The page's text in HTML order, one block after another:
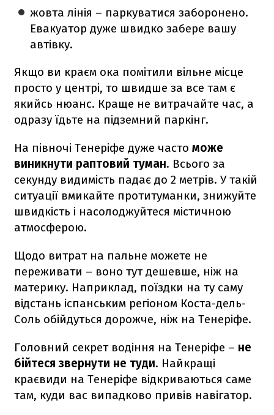
жовта лінія – паркуватися заборонено.
Евакуатор дуже швидко забере вашу
автівку.
Якщо ви краєм ока помітили вільне місце
просто у центрі, то швидше за все там є
якийсь нюанс. Краще не витрачайте час, а
одразу їдьте на підземний паркінг.
На півночі Тенеріфе дуже часто може
виникнути раптовий туман. Всього за
секунду видимість падає до 2 метрів. У такій
ситуації вмикайте протитуманки, знижуйте
швидкість і насолоджуйтеся містичною
атмосферою.
Щодо витрат на пальне можете не
переживати – воно тут дешевше, ніж на
материку. Наприклад, поїздки на ту саму
відстань іспанським регіоном Коста-дель-
Соль обійдуться дорожче, ніж на Тенеріфе.
Головний секрет водіння на Тенеріфе – не
бійтеся звернути не туди. Найкращі
краєвиди на Тенеріфе відкриваються саме
там, куди вас випадково привів навігатор.